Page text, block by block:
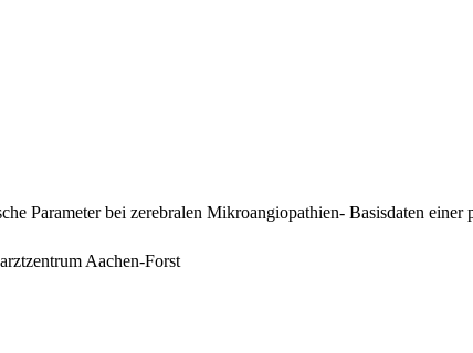
Parameter bei zerebralen Mikroangiopathien- Basisdaten einer
Aachen-Forst